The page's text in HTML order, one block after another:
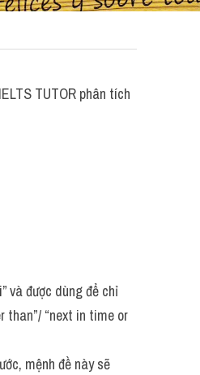
TUTOR phân tích
và được dùng để chỉ
than”/ “next in time or
mệnh đề này sẽ